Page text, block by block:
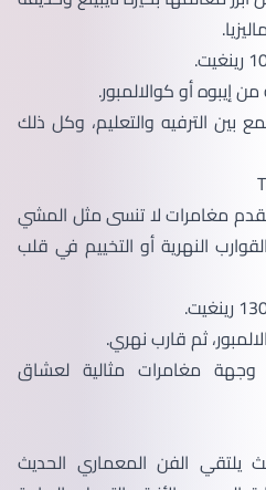
إيبوه أو كوالالمبور.
بين الترفيه والتعليم، وكل ذلك
مغامرات لا تنسى مثل المشي
النهرية أو التخييم في قلب
ثم قارب نهري.
وجهة مغامرات مثالية لعشاق
يلتقي الفن المعماري الحديث